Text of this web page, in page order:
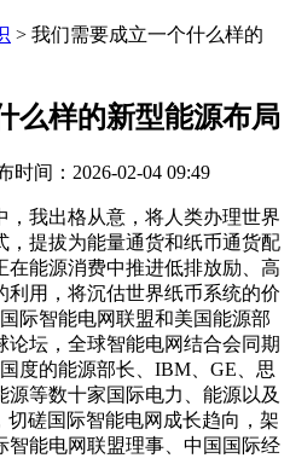
> 我们需要成立一个什么样的
么样的新型能源布局
时间：2026-02-04 09:49
我出格从意，将人类办理世界
，提拔为能量通货和纸币通货配
能源消费中推进低排放励、高
用，将沉估世界纸币系统的价
际智能电网联盟和美国能源部
坛，全球智能电网结合会同期
度的能源部长、IBM、GE、思
等数十家国际电力、能源以及
磋国际智能电网成长趋向，架
智能电网联盟理事、中国国际经